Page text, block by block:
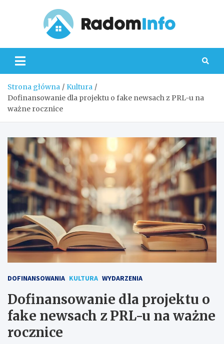
Strona główna
Kultura
Dofinansowanie dla projektu o fake newsach z PRL-u na
ważne rocznice
DOFINANSOWANIA KULTURA WYDARZENIA
Dofinansowanie dla projektu o
fake newsach z PRL-u na ważne
rocznice